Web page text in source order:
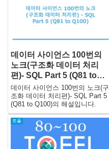
거나 실제 사건과 비슷한 것은 순
전히 우연의 일치입니다.
데이터 사이언스 100번의
노크(구조화 데이터 처리
편)- SQL Part 5 (Q81 to
Q100)
데이터 사이언스 100번의 노크(구
조화 데이터 처리편)- SQL Part 5
(Q81 to Q100)의 해설입니다.
토플